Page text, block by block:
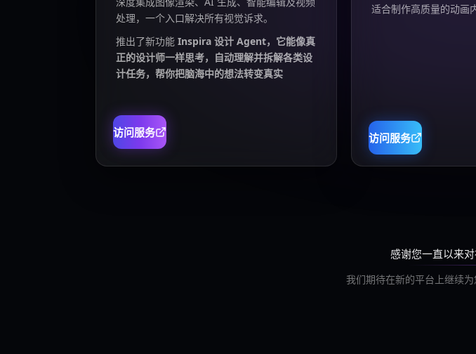
处理，一个入口解决所有视觉诉求。
推出了新功能 Inspira 设计 Agent，它能像真
正的设计师一样思考，自动理解并拆解各类设
计任务，帮你把脑海中的想法转变真实
访问服务
适合制作高质量的动画
访问服务
感谢您一直以来对
我们期待在新的平台上继续为